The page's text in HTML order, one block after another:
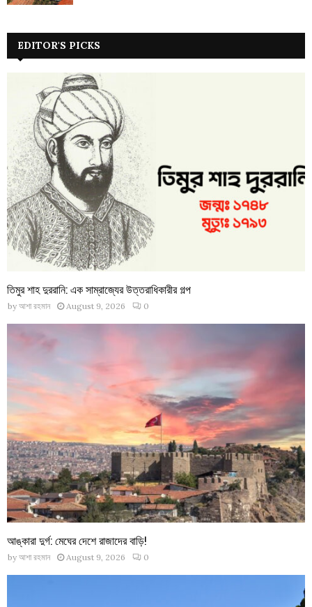
EDITOR'S PICKS
তিমুর শাহ দুররানি: এক সাম্রাজ্যের উত্তরাধিকারীর গল্প
by আশা রহমান August 9, 2026 0
আঙ্কারা দুর্গ: মেঘের দেশে রাজাদের বাড়ি!
by আশা রহমান August 9, 2026 0